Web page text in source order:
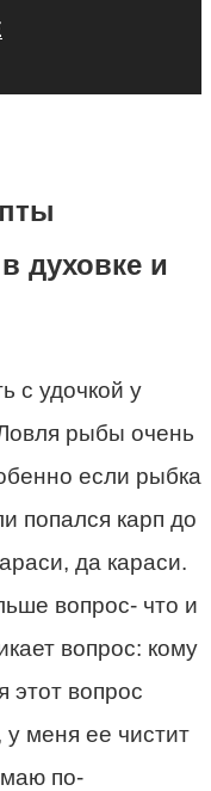
духовке и
с удочкой у
рыбы очень
если рыбка
попался карп до
да караси.
вопрос- что и
вопрос: кому
этот вопрос
меня ее чистит
по-